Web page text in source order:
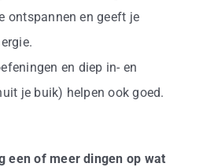
ontspannen en geeft je
en diep in- en
je buik) helpen ook goed.
een of meer dingen op wat